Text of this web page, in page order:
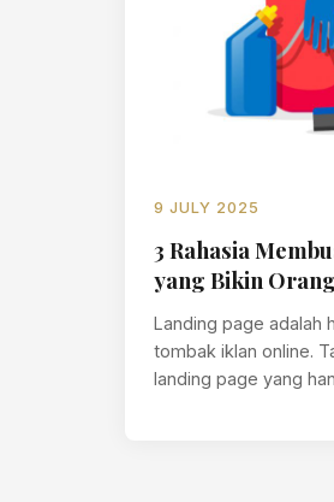
9 JULY 2025
3 Rahasia
yang Bikin
Landing page adalah
tombak iklan online.
landing page yang